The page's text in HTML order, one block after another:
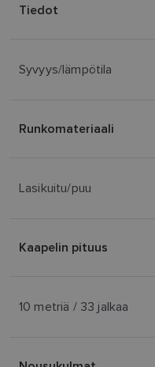
Tiedot
Syvyys/lämpötila
Runkomateriaali
Lasikuitu/puu
Kaapelin pituus
10 metriä / 33 jalkaa